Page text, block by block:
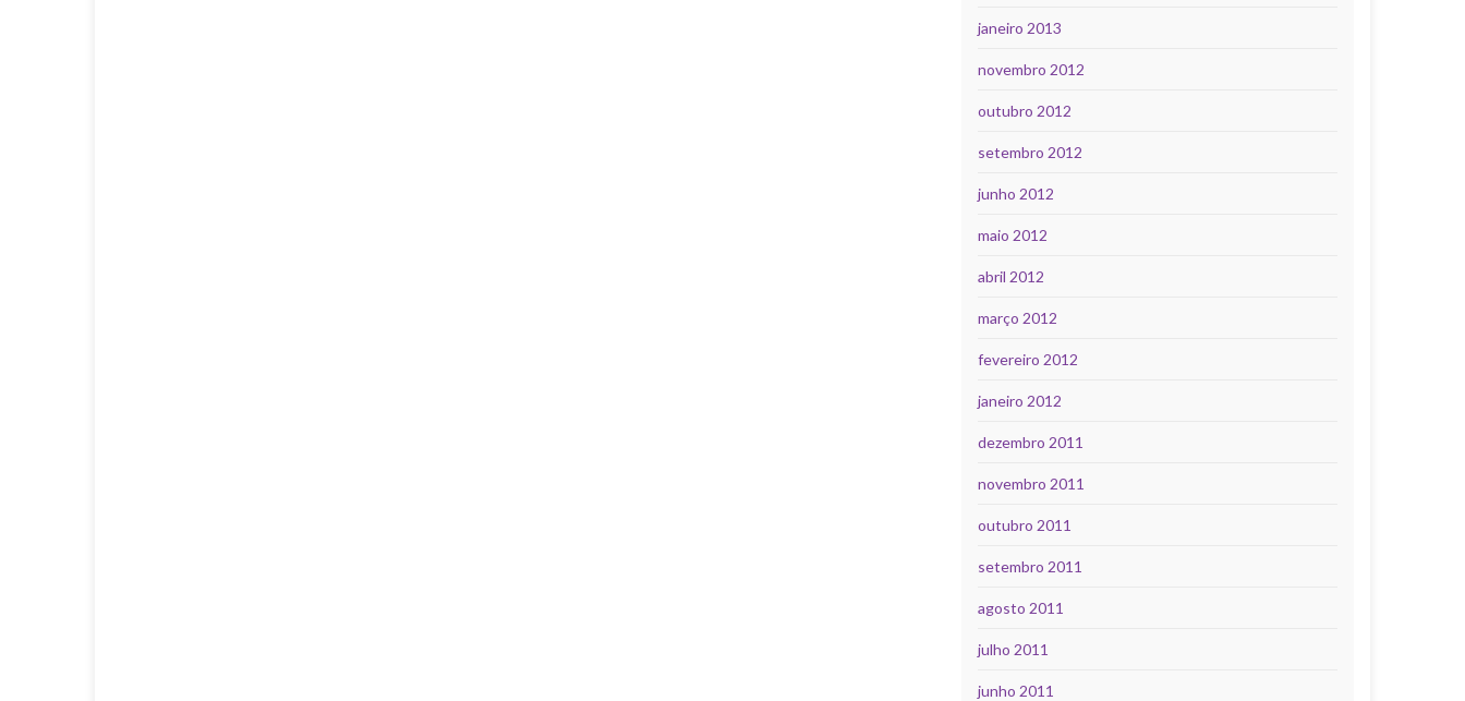
janeiro 2013
novembro 2012
outubro 2012
setembro 2012
junho 2012
maio 2012
abril 2012
março 2012
fevereiro 2012
janeiro 2012
dezembro 2011
novembro 2011
outubro 2011
setembro 2011
agosto 2011
julho 2011
junho 2011